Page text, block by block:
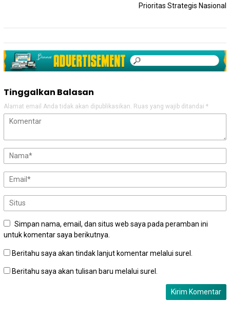
Prioritas Strategis Nasional
Tinggalkan Balasan
Alamat email Anda tidak akan dipublikasikan. Ruas yang wajib ditandai *
Simpan nama, email, dan situs web saya pada peramban ini
untuk komentar saya berikutnya.
Beritahu saya akan tindak lanjut komentar melalui surel.
Beritahu saya akan tulisan baru melalui surel.